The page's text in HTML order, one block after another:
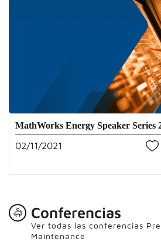
MathWorks Energy Speaker Series
02/11/2021
Conferencias
Ver todas las conferencias
Maintenance